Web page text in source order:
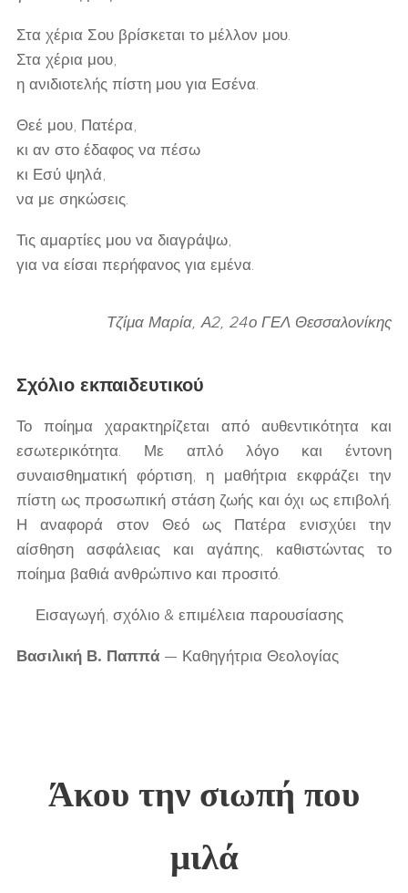
Στα χέρια Σου βρίσκεται το μέλλον μου.
Στα χέρια μου,
η ανιδιοτελής πίστη μου για Εσένα.
Θεέ μου, Πατέρα,
κι αν στο έδαφος να πέσω
κι Εσύ ψηλά,
να με σηκώσεις.
Τις αμαρτίες μου να διαγράψω,
για να είσαι περήφανος για εμένα.
Τζίμα Μαρία, Α2, 24ο ΓΕΛ Θεσσαλονίκης
Σχόλιο εκπαιδευτικού
Το ποίημα χαρακτηρίζεται από αυθεντικότητα και
εσωτερικότητα. Με απλό λόγο και έντονη
συναισθηματική φόρτιση, η μαθήτρια εκφράζει την
πίστη ως προσωπική στάση ζωής και όχι ως επιβολή.
Η αναφορά στον Θεό ως Πατέρα ενισχύει την
αίσθηση ασφάλειας και αγάπης, καθιστώντας το
ποίημα βαθιά ανθρώπινο και προσιτό.
Εισαγωγή, σχόλιο & επιμέλεια παρουσίασης
Βασιλική Β. Παππά — Καθηγήτρια Θεολογίας
Άκου την σιωπή που
μιλά